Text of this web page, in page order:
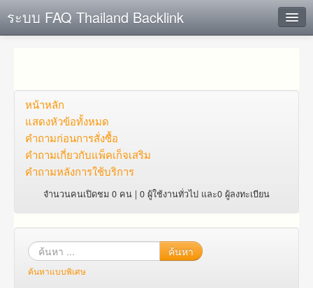
ระบบ FAQ Thailand Backlink
ตั้งคำถาม
ดูคำถาม
คุณต้องการที่จะลงทะเบียนหรือไม่?
หน้าหลัก
แสดงหัวข้อทั้งหมด
คำถาม​ก่อน​การ​สั่งซื้อ​
คำถาม​เกี่ยว​กับ​แพ็คเก็จ​เสริม
คำถามหลังการใช้บริการ
จำนวนคนเปิดชม 0 คน | 0 ผู้ใช้งานทั่วไป และ0 ผู้ลงทะเบียน
ค้นหา
ค้นหาแบบพิเศษ